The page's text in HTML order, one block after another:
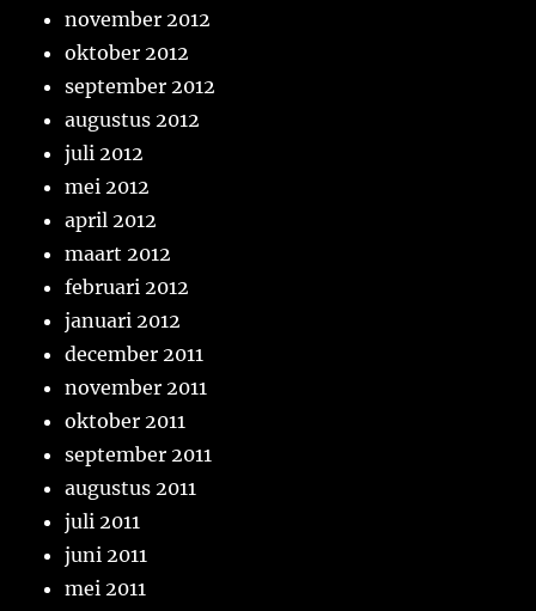
november 2012
oktober 2012
september 2012
augustus 2012
juli 2012
mei 2012
april 2012
maart 2012
februari 2012
januari 2012
december 2011
november 2011
oktober 2011
september 2011
augustus 2011
juli 2011
juni 2011
mei 2011